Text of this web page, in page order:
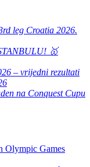
leg Croatia 2026.
🥇
– vrijedni rezultati
na Conquest Cupu
Olympic Games